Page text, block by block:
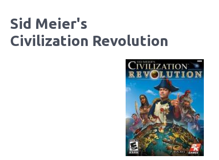
Sid Meier's
Civilization Revolution